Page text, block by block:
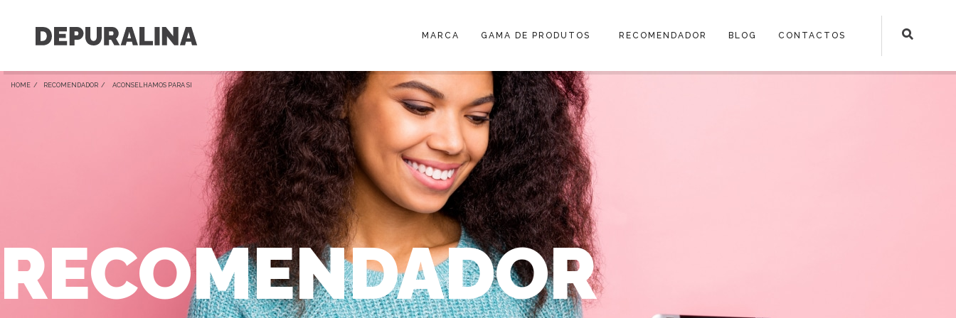
MARCA GAMA DE PRODUTOS RECOMENDADOR BLOG CONTACTOS
HOME / RECOMENDADOR / ACONSELHAMOS PARA SI
RECOMENDADOR